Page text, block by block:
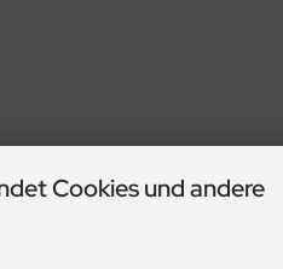
Cookies und andere